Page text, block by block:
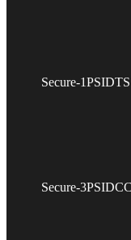
Secure-1PSIDTS
Secure-3PSIDCC